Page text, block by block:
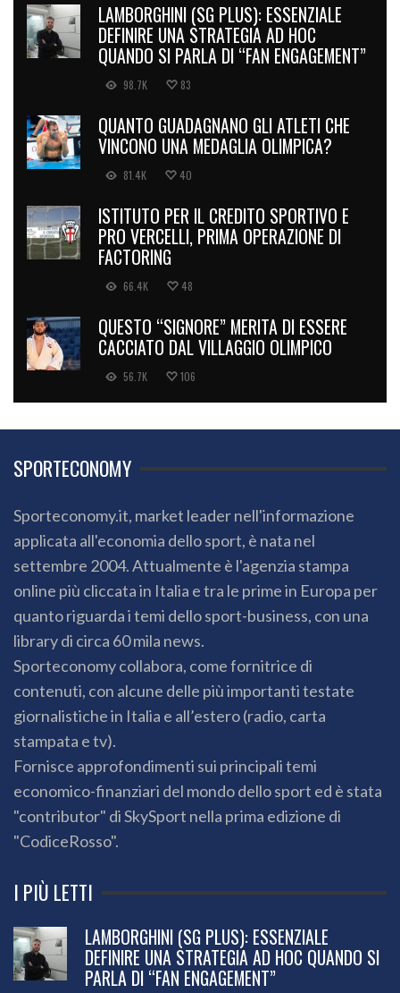
LAMBORGHINI (SG PLUS): ESSENZIALE
DEFINIRE UNA STRATEGIA AD HOC
QUANDO SI PARLA DI “FAN ENGAGEMENT”
98.7K 83
QUANTO GUADAGNANO GLI ATLETI CHE
VINCONO UNA MEDAGLIA OLIMPICA?
81.4K 40
ISTITUTO PER IL CREDITO SPORTIVO E
PRO VERCELLI, PRIMA OPERAZIONE DI
FACTORING
66.4K 48
QUESTO “SIGNORE” MERITA DI ESSERE
CACCIATO DAL VILLAGGIO OLIMPICO
56.7K 106
SPORTECONOMY
Sporteconomy.it, market leader nell'informazione
applicata all'economia dello sport, è nata nel
settembre 2004. Attualmente è l'agenzia stampa
online più cliccata in Italia e tra le prime in Europa per
quanto riguarda i temi dello sport-business, con una
library di circa 60 mila news.
Sporteconomy collabora, come fornitrice di
contenuti, con alcune delle più importanti testate
giornalistiche in Italia e all’estero (radio, carta
stampata e tv).
Fornisce approfondimenti sui principali temi
economico-finanziari del mondo dello sport ed è stata
"contributor" di SkySport nella prima edizione di
"CodiceRosso".
I PIÙ LETTI
LAMBORGHINI (SG PLUS): ESSENZIALE
DEFINIRE UNA STRATEGIA AD HOC QUANDO SI
PARLA DI “FAN ENGAGEMENT”